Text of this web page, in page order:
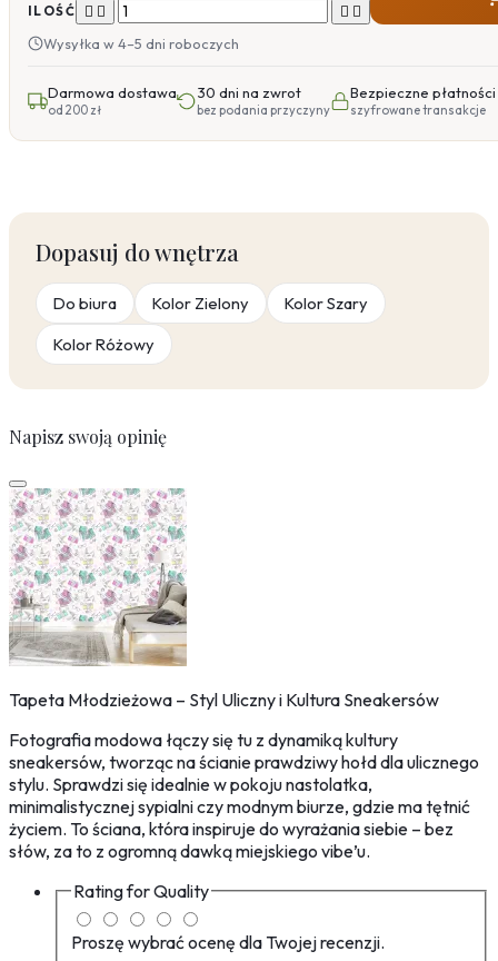
ILOŚĆ    
Wysyłka w 4–5 dni roboczych
Darmowa dostawa
od 200 zł
30 dni na zwrot
bez podania przyczyny
Bezpieczne płatności
szyfrowane transakcje
Dopasuj do wnętrza
Do biura Kolor Zielony
Kolor Szary
Kolor Różowy
Napisz swoją opinię
Tapeta Młodzieżowa – Styl Uliczny i Kultura Sneakersów
Fotografia modowa łączy się tu z dynamiką kultury
sneakersów, tworząc na ścianie prawdziwy hołd dla ulicznego
stylu. Sprawdzi się idealnie w pokoju nastolatka,
minimalistycznej sypialni czy modnym biurze, gdzie ma tętnić
życiem. To ściana, która inspiruje do wyrażania siebie – bez
słów, za to z ogromną dawką miejskiego vibe’u.
Rating forQuality
Proszę wybrać ocenę dla Twojej recenzji.